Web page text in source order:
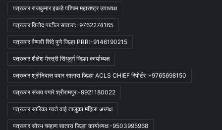
पत्रकार राजकुमार इकडे पश्चिम महाराष्ट्र उपाध्यक्ष
पत्रकार विनोद पाटील सातारा:-9762274165
पत्रकार वैष्णवी शिंदे पुणे जिल्हा PRR:-9146190215
पत्रकार शैलेश मेस्त्री सिंधुदुर्ग जिल्हा कार्याध्यक्ष
पत्रकार श्रीनिवास पवार सातारा जिल्हा ACLS CHIEF रिपोर्टर :-9765698150
पत्रकार संजय पगारे श्रीरामपुर:-9921180022
पत्रकार सारिका गवते वाई तालुका महिला अध्यक्ष
पत्रकार सौरभ चव्हाण सातारा जिल्हा कार्याध्यक्ष:-9503995968